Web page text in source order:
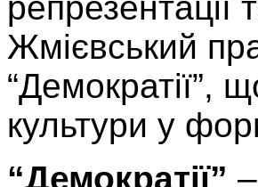
Жмієвський
“Демократії”,
культури у
“Демократії”